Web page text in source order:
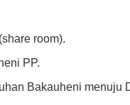
room).
PP.
Bakauheni menuju